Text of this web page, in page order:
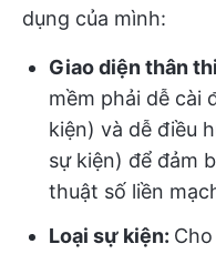
dụng của mình:
Giao diện thân
mềm phải dễ cài
kiện) và dễ điều
sự kiện) để đảm
thuật số liền
Loại sự kiện: